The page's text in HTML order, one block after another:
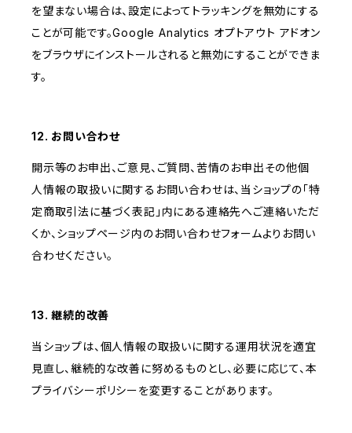
を望まない場合は、設定によってトラッキングを無効にする
ことが可能です。Google Analytics オプトアウト アドオン
をブラウザにインストールされると無効にすることができま
す。
12. お問い合わせ
開示等のお申出、ご意見、ご質問、苦情のお申出その他個
人情報の取扱いに関するお問い合わせは、当ショップの「特
定商取引法に基づく表記」内にある連絡先へご連絡いただ
くか、ショップページ内のお問い合わせフォームよりお問い
合わせください。
13. 継続的改善
当ショップは、個人情報の取扱いに関する運用状況を適宜
見直し、継続的な改善に努めるものとし、必要に応じて、本
プライバシーポリシーを変更することがあります。